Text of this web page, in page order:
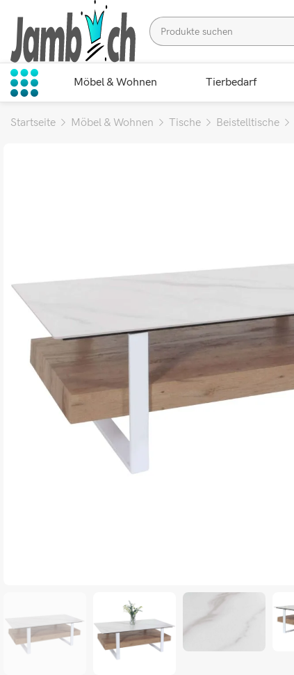
Möbel & Wohnen Tierbedarf
Startseite Möbel & Wohnen Tische Beistelltische